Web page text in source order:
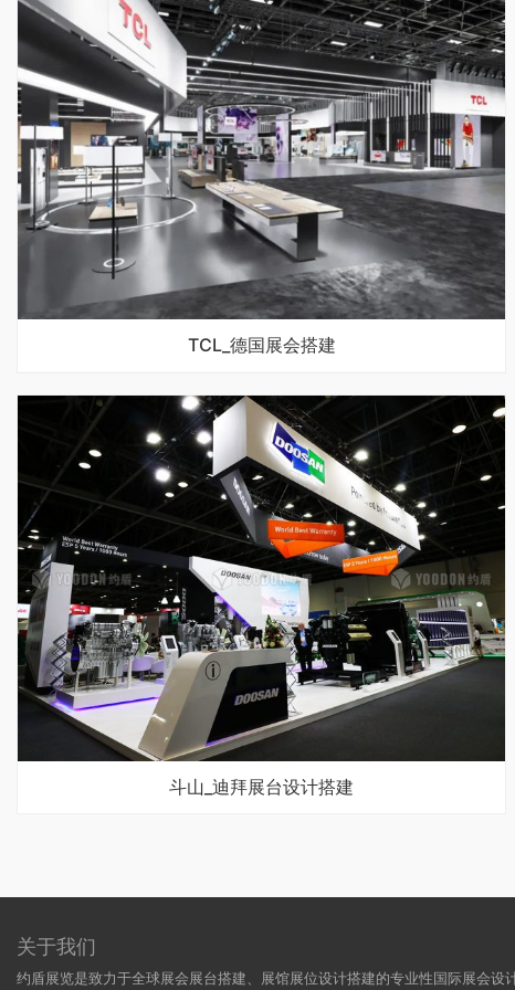
TCL_德国展会搭建
斗山_迪拜展台设计搭建
关于我们
约盾展览是致力于全球展会展台搭建、展馆展位设计搭建的专业性国际展会